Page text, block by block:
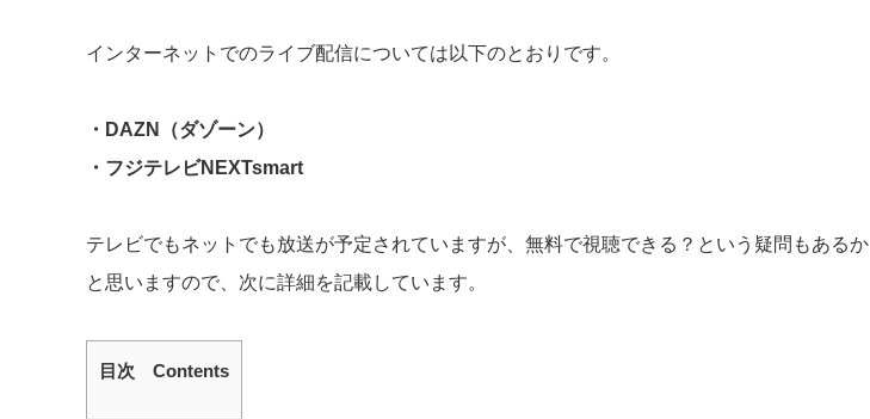
インターネットでのライブ配信については以下のとおりです。
・DAZN（ダゾーン）
・フジテレビNEXTsmart
テレビでもネットでも放送が予定されていますが、無料で視聴できる？という疑問もあるか
と思いますので、次に詳細を記載しています。
目次 Contents